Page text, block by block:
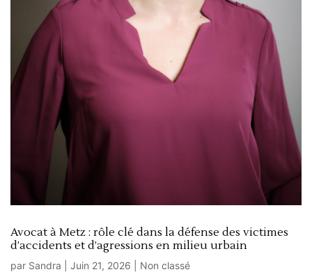
Avocat à Metz : rôle clé dans la défense des victimes
d’accidents et d’agressions en milieu urbain
par Sandra Juin 21, 2026 Non classé